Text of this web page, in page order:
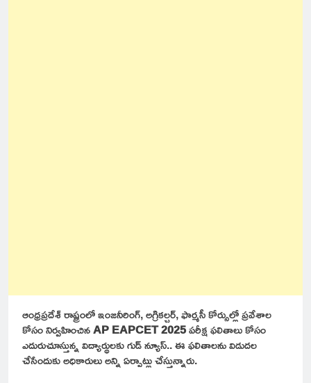
ఆంధ్రప్రదేశ్ రాష్ట్రంలో ఇంజనీరింగ్, అగ్రికల్చర్, ఫార్మసీ కోర్సుల్లో ప్రవేశాల
కోసం నిర్వహించినAP EAPCET 2025పరీక్ష ఫలితాలు కోసం
ఎదురుచూస్తున్న విద్యార్థులకు గుడ్ న్యూస్.. ఈ ఫలితాలను విడుదల
చేసేందుకు అధికారులు అన్ని ఏర్పాట్లు చేస్తున్నారు.